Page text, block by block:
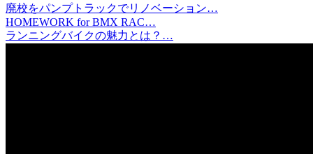
廃校をパンプトラックでリノベーション…
HOMEWORK for BMX RAC…
ランニングバイクの魅力とは？…